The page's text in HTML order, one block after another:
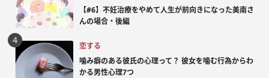
【#6】不妊治療をやめて人生が前向きになった美南さ
んの場合・後編
恋する
噛み癖のある彼氏の心理って？ 彼女を噛む行為からわ
かる男性心理7つ